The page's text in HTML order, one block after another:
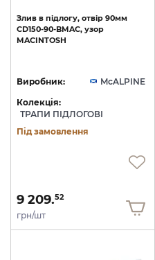
Злив в підлогу, отвір 90мм
CD150-90-BMAC, узор
MACINTOSH
Виробник:
McALPINE
Колекція:
ТРАПИ ПІДЛОГОВІ
Під замовлення
9 209.52
грн/шт